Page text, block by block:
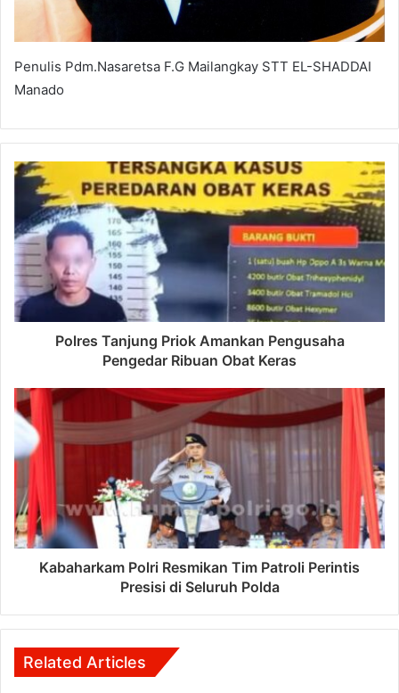
Penulis Pdm.Nasaretsa F.G Mailangkay STT EL-SHADDAI
Manado
Polres Tanjung Priok Amankan Pengusaha
Pengedar Ribuan Obat Keras
Kabaharkam Polri Resmikan Tim Patroli Perintis
Presisi di Seluruh Polda
Related Articles